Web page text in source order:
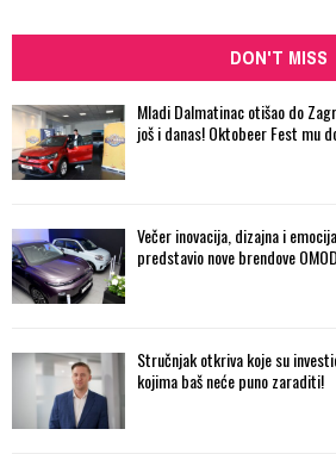
DON'T MISS
Mladi Dalmatinac otišao do
još i danas! Oktobeer Fest mu
Večer inovacija, dizajna i
predstavio nove brendove
Stručnjak otkriva koje su
kojima baš neće puno zaraditi!